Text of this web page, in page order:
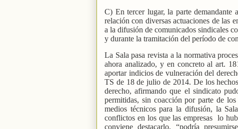
C) En tercer lugar, la parte demandante
relación con diversas actuaciones de las
a la difusión de comunicados sindicales
y durante la tramitación del período de
La Sala pasa revista a la normativa
ahora analizado, y en concreto al art.
aportar indicios de vulneración del
TS de 18 de julio de 2014. De los
derecho, afirmando que el sindicato
permitidas, sin coacción por parte de
medios técnicos para la difusión, la
conflictos en los que las empresas lo
conviene destacarlo, “podría